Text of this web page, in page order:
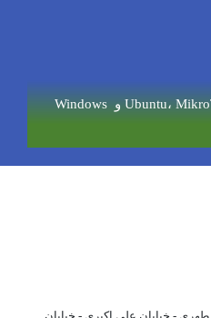
فعال‌سازی SNMP در Ubuntu، MikroTik و Windows